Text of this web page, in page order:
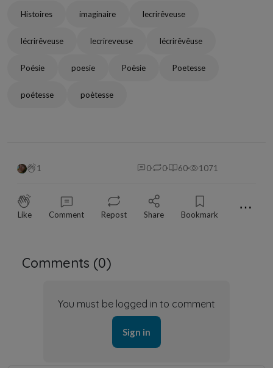
Histoires imaginaire lecrirêveuse
lécrirêveuse lecrireveuse lécrirêvêuse
Poésie poesie Poèsie Poetesse
poétesse poètesse
1 0 0 60 1071
Like Comment Repost Share Bookmark ⋯
Comments (0)
You must be logged in to comment
Sign in